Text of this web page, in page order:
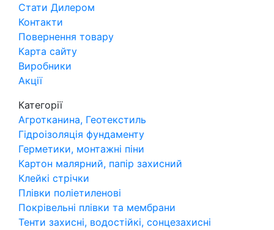
Стати Дилером
Контакти
Повернення товару
Карта сайту
Виробники
Акції
Категорії
Агротканина, Геотекстиль
Гідроізоляція фундаменту
Герметики, монтажні піни
Картон малярний, папір захисний
Клейкі стрічки
Плівки поліетиленові
Покрівельні плівки та мембрани
Тенти захисні, водостійкі, сонцезахисні